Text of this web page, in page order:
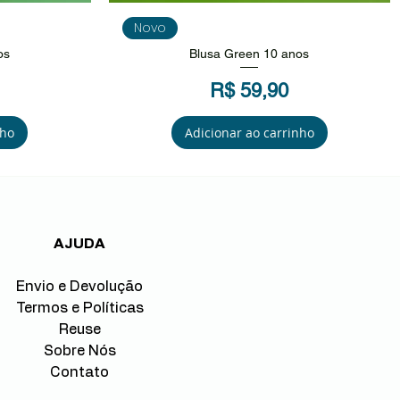
Novo
Blusa Green 10 anos
Preço
R$ 59,90
Adicionar ao carrinho
AJUDA
Envio e Devolução
Termos e Políticas
Reuse
Sobre Nós
Contato